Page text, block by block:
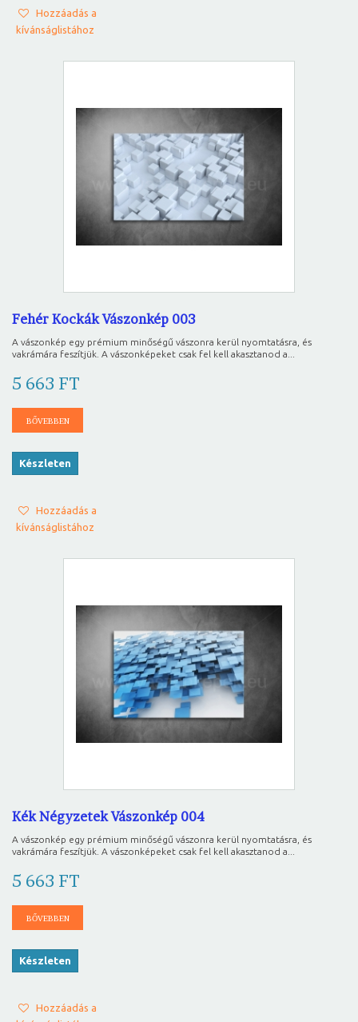
Hozzáadás a
kívánságlistához
Fehér Kockák Vászonkép 003
A vászonkép egy prémium minőségű vászonra kerül nyomtatásra, és
vakrámára feszítjük. A vászonképeket csak fel kell akasztanod a...
5 663 FT
BŐVEBBEN
Készleten
Hozzáadás a
kívánságlistához
Kék Négyzetek Vászonkép 004
A vászonkép egy prémium minőségű vászonra kerül nyomtatásra, és
vakrámára feszítjük. A vászonképeket csak fel kell akasztanod a...
5 663 FT
BŐVEBBEN
Készleten
Hozzáadás a